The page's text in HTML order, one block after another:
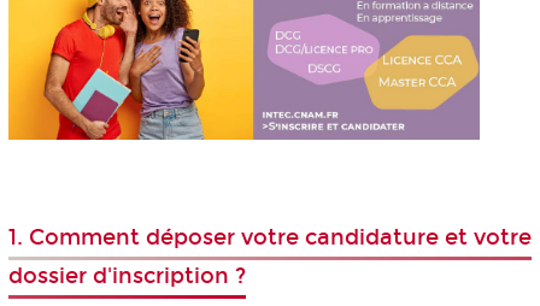
1. Comment déposer votre candidature et votre
dossier d'inscription ?